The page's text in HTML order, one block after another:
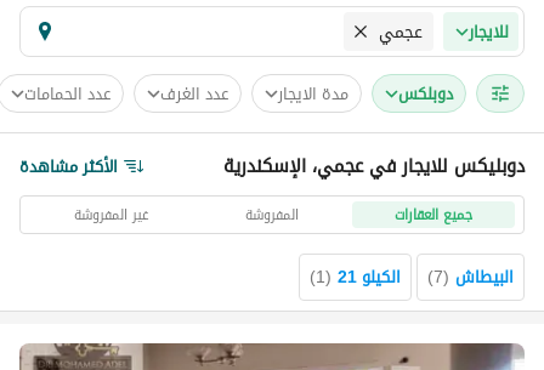
للايجار عجمي
دوبلكس مدة الايجار عدد الغرف عدد الحمامات
دوبليكس للايجار في عجمي، الإسكندرية الأكثر مشاهدة
جميع العقارات المفروشة غير المفروشة
البيطاش (
7
) الكيلو 21 (
1
)